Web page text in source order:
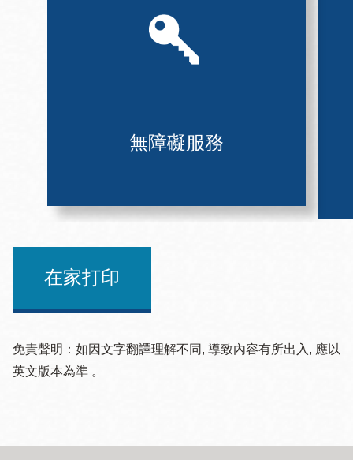
無障礙服務
在家打印
免責聲明：如因文字翻譯理解不同, 導致內容有所出入, 應以
英文版本為準 。